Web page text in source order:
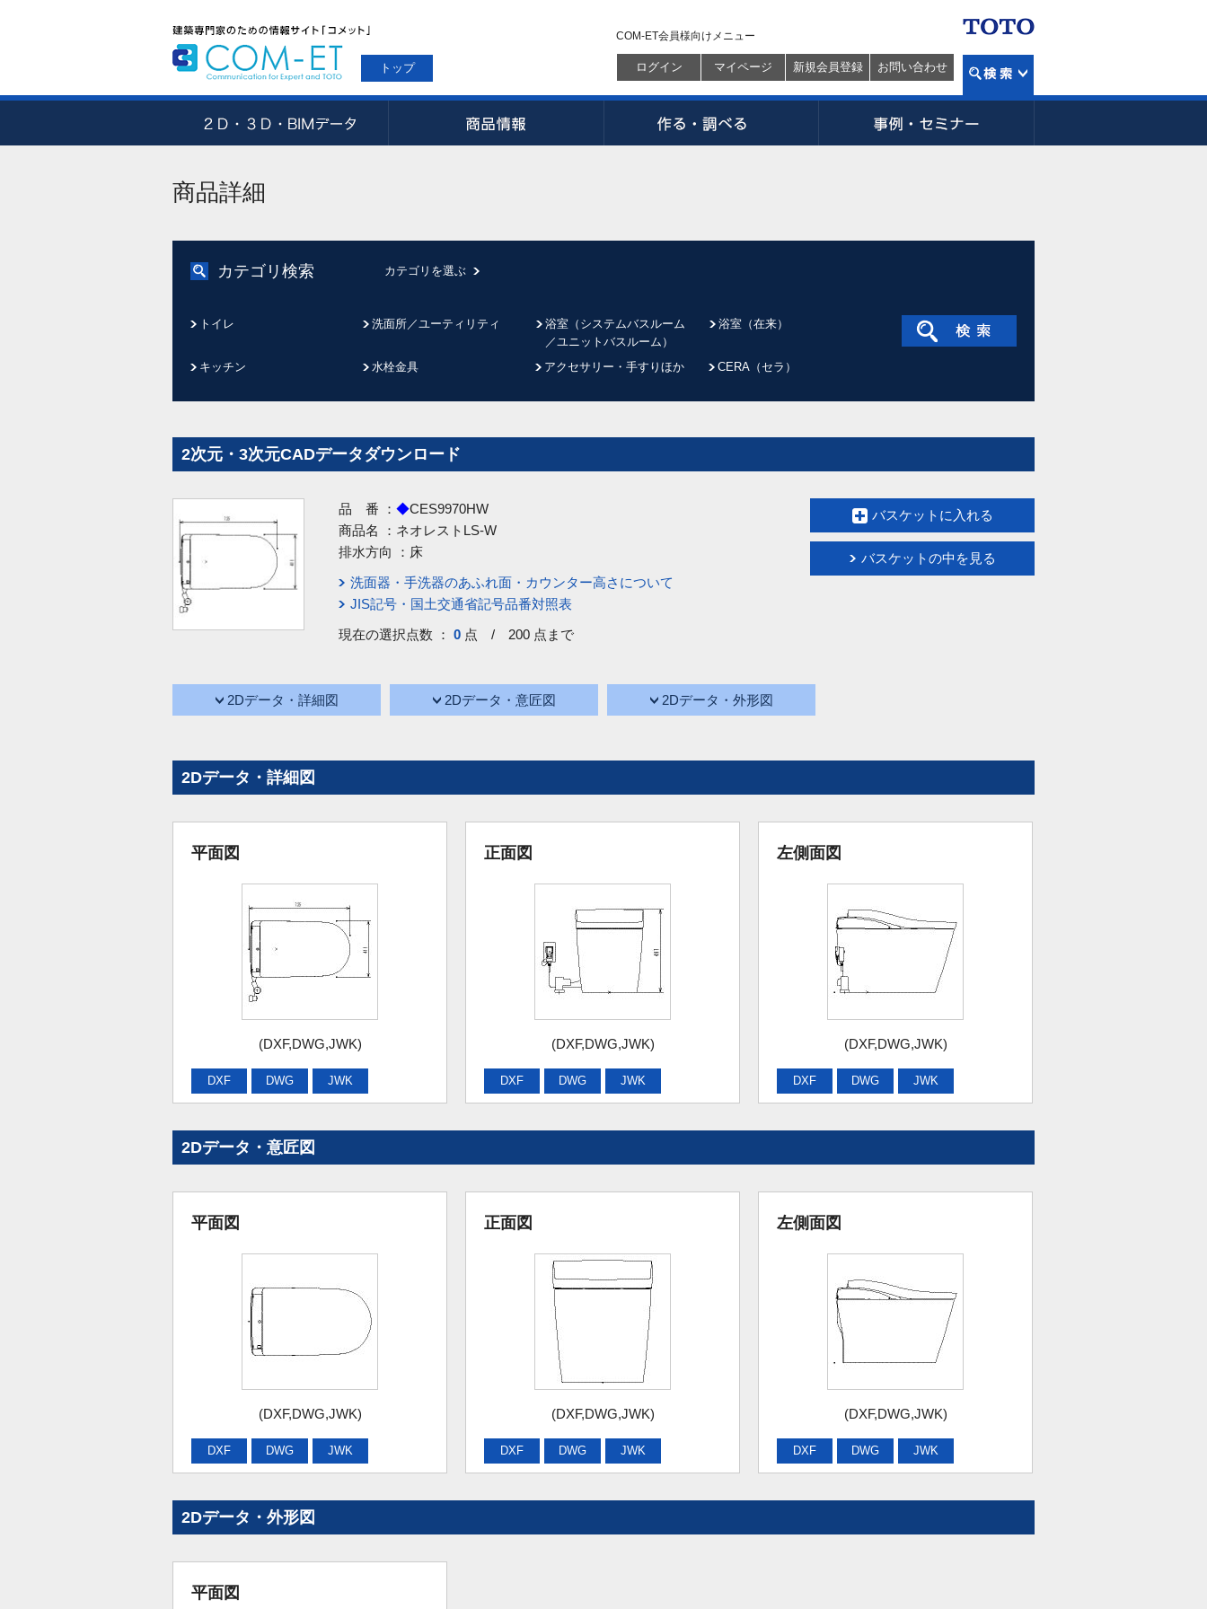
トップ
COM-ET会員様向けメニュー
ログイン マイページ 新規会員登録 お問い合わせ
商品詳細
カテゴリ検索 カテゴリを選ぶ
トイレ 洗面所／ユーティリティ
浴室（システムバスルーム
／ユニットバスルーム）
浴室（在来）
キッチン 水栓金具 アクセサリー・手すりほか CERA（セラ）
2次元・3次元CADデータダウンロード
品 番 ： ◆CES9970HW
商品名 ： ネオレストLS-W
排水方向 ： 床
洗面器・手洗器のあふれ面・カウンター高さについて
JIS記号・国土交通省記号品番対照表
現在の選択点数 ： 0 点 / 200 点まで
バスケットに入れる
バスケットの中を見る
2Dデータ・詳細図 2Dデータ・意匠図 2Dデータ・外形図
2Dデータ・詳細図
平面図
(DXF,DWG,JWK)
DXF DWG JWK
正面図
(DXF,DWG,JWK)
DXF DWG JWK
左側面図
(DXF,DWG,JWK)
DXF DWG JWK
2Dデータ・意匠図
平面図
(DXF,DWG,JWK)
DXF DWG JWK
正面図
(DXF,DWG,JWK)
DXF DWG JWK
左側面図
(DXF,DWG,JWK)
DXF DWG JWK
2Dデータ・外形図
平面図